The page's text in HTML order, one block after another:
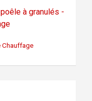
à granulés -
Chauffage